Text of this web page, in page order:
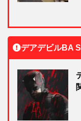
デアデビルBA